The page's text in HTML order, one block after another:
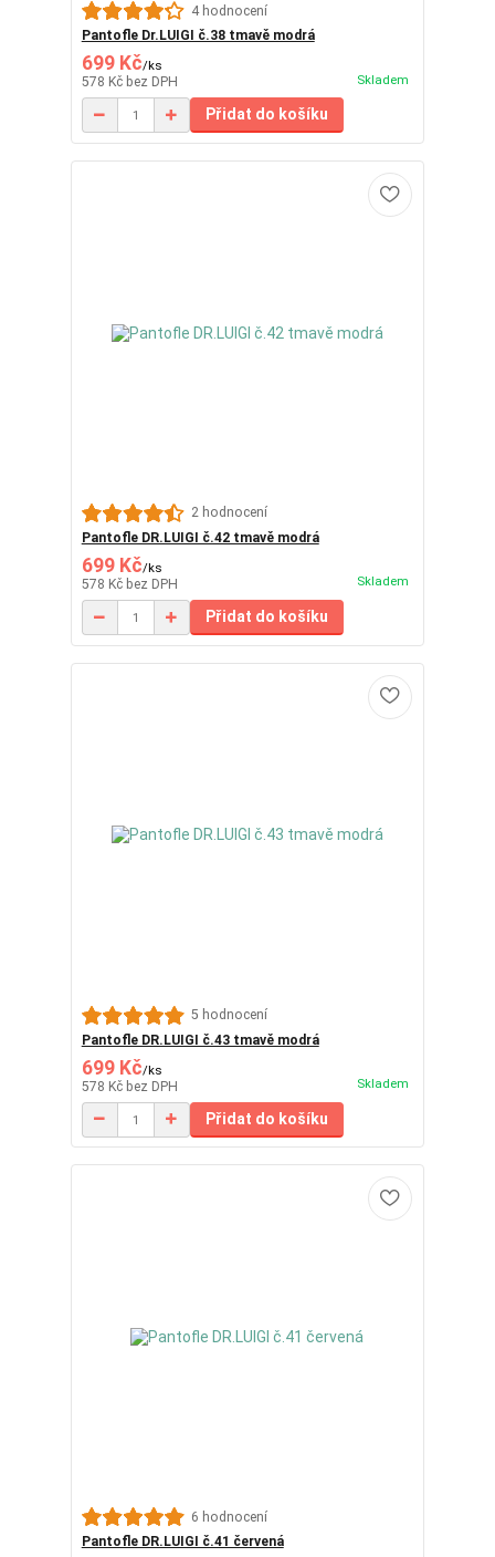
4 hodnocení
Pantofle Dr.LUIGI č.38 tmavě modrá
699 Kč/ks
578 Kč bez DPH Skladem
Přidat do košíku
2 hodnocení
Pantofle DR.LUIGI č.42 tmavě modrá
699 Kč/ks
578 Kč bez DPH Skladem
Přidat do košíku
5 hodnocení
Pantofle DR.LUIGI č.43 tmavě modrá
699 Kč/ks
578 Kč bez DPH Skladem
Přidat do košíku
6 hodnocení
Pantofle DR.LUIGI č.41 červená